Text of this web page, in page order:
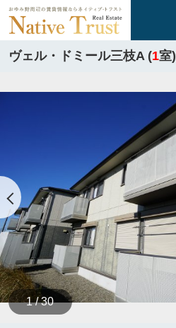
ヴェル・ドミール三枝A (1室)
1 / 30